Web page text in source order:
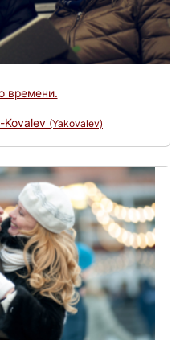
времени.
Kovalev (Yakovalev)